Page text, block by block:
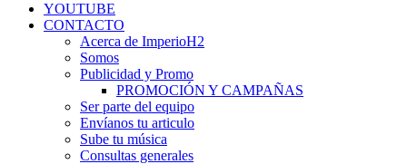
YOUTUBE
CONTACTO
Acerca de ImperioH2
Somos
Publicidad y Promo
PROMOCIÓN Y CAMPAÑAS
Ser parte del equipo
Envíanos tu articulo
Sube tu música
Consultas generales